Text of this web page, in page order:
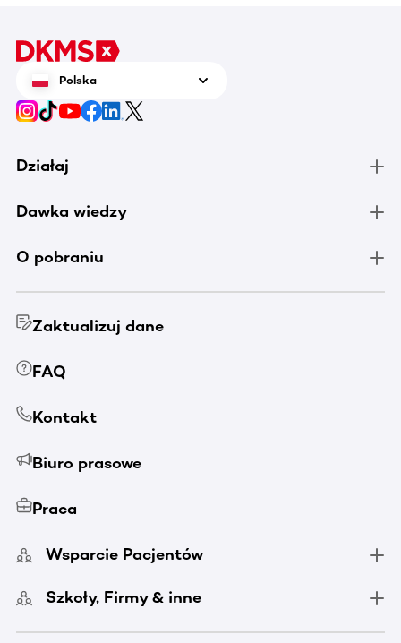
Polska
Działaj
Dawka wiedzy
O pobraniu
Zaktualizuj dane
FAQ
Kontakt
Biuro prasowe
Praca
Wsparcie Pacjentów
Szkoły, Firmy & inne